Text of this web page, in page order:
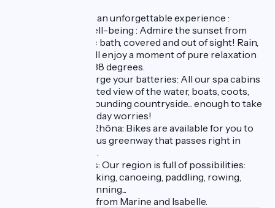
Our little extras for an unforgettable experience :
- Relaxation and well-being : Admire the sunset from
your private Nordic bath, covered and out of sight! Rain,
shine or snow, you'll enjoy a moment of pure relaxation
in water heated to 38 degrees.
- Escape and recharge your batteries: All our spa cabins
offer an uninterrupted view of the water, boats, coots,
swans and the surrounding countryside... enough to take
your mind off everyday worries!
- Discover the ViaRhôna: Bikes are available for you to
ride along the famous greenway that passes right in
front of our Lodges.
- Outdoor activities: Our region is full of possibilities:
hiking, mountain biking, canoeing, paddling, rowing,
waterskiing, trail running...
- A warm welcome from Marine and Isabelle.